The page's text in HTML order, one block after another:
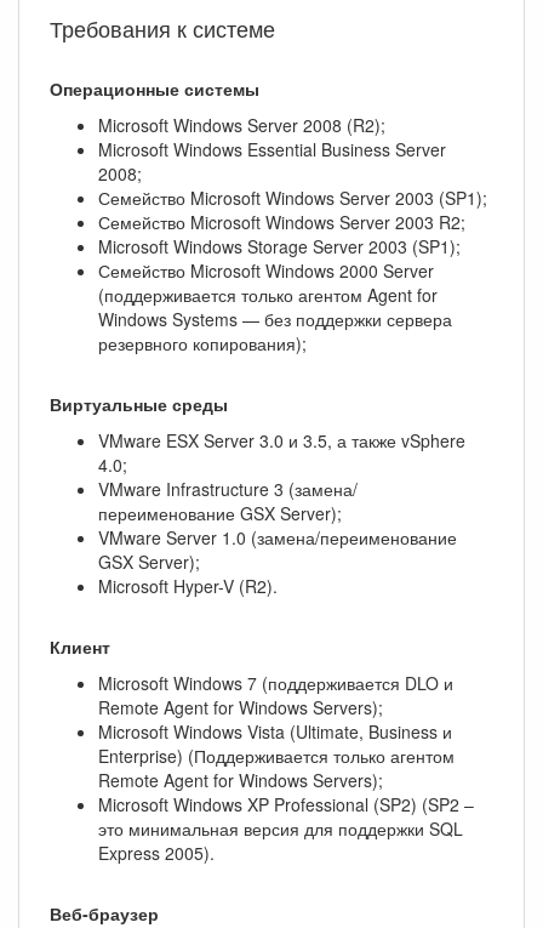
Требования к системе
Операционные системы
Microsoft Windows Server 2008 (R2);
Microsoft Windows Essential Business Server
2008;
Семейство Microsoft Windows Server 2003 (SP1);
Семейство Microsoft Windows Server 2003 R2;
Microsoft Windows Storage Server 2003 (SP1);
Семейство Microsoft Windows 2000 Server
(поддерживается только агентом Agent for
Windows Systems — без поддержки сервера
резервного копирования);
Виртуальные среды
VMware ESX Server 3.0 и 3.5, а также vSphere
4.0;
VMware Infrastructure 3 (замена/
переименование GSX Server);
VMware Server 1.0 (замена/переименование
GSX Server);
Microsoft Hyper-V (R2).
Клиент
Microsoft Windows 7 (поддерживается DLO и
Remote Agent for Windows Servers);
Microsoft Windows Vista (Ultimate, Business и
Enterprise) (Поддерживается только агентом
Remote Agent for Windows Servers);
Microsoft Windows XP Professional (SP2) (SP2 –
это минимальная версия для поддержки SQL
Express 2005).
Веб-браузер